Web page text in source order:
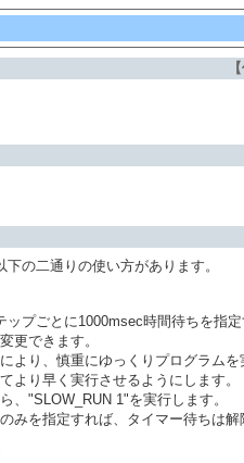
の二通りの使い方があります。
ップごとに1000msec時間待ちを指
更できます。
より、慎重にゆっくりプログラムを
より早く実行させるようにします。
、"SLOW_RUN 1"を実行します。
みを指定すれば、タイマー待ちは